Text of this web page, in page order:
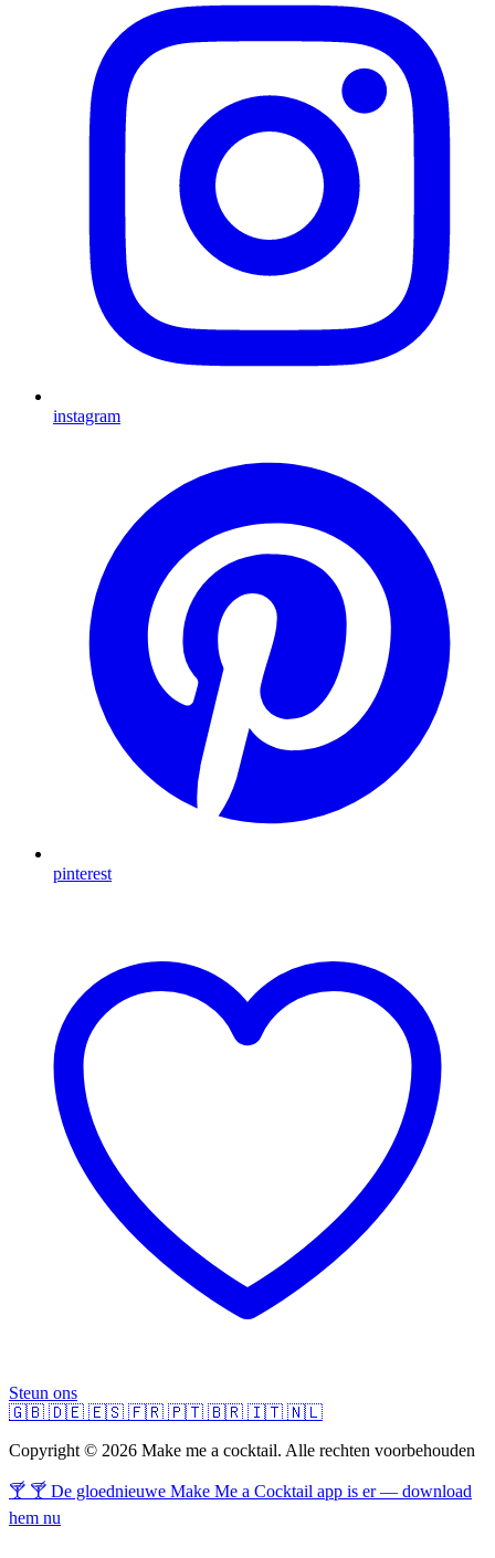
instagram
pinterest
Steun ons
🇬🇧 🇩🇪 🇪🇸 🇫🇷 🇵🇹 🇧🇷 🇮🇹 🇳🇱
Copyright © 2026 Make me a cocktail. Alle rechten voorbehouden
🍸 🍸 De gloednieuwe Make Me a Cocktail app is er — download
hem nu